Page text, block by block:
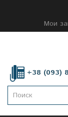
Мои
+38 (093)